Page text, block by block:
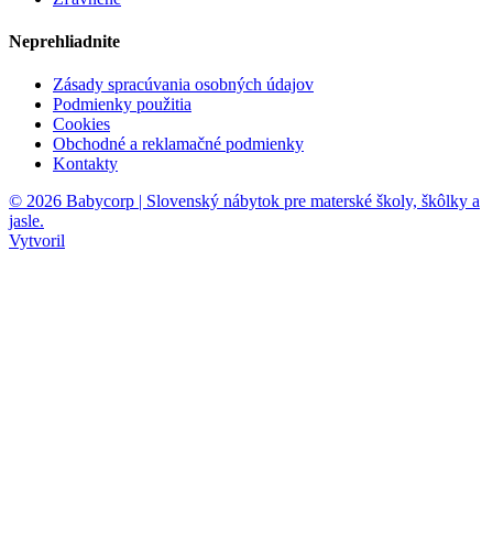
Neprehliadnite
Zásady spracúvania osobných údajov
Podmienky použitia
Cookies
Obchodné a reklamačné podmienky
Kontakty
© 2026 Babycorp | Slovenský nábytok pre materské školy, škôlky a
jasle.
Vytvoril